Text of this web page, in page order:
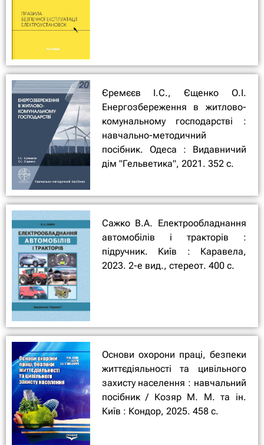
Єремєєв І.С., Єщенко О.І.
Енергозбереження в житлово-
комунальному господарстві :
навчально-методичний
посібник. Одеса : Видавничий
дім "Гельветика", 2021. 352 с.
Сажко В.А. Електрообладнання
автомобілів і тракторів :
підручник. Київ : Каравела,
2023. 2-е вид., стереот. 400 с.
Основи охорони праці, безпеки
життєдіяльності та цивільного
захисту населення : навчальний
посібник / Козяр М. М. та ін.
Київ : Кондор, 2025. 458 с.